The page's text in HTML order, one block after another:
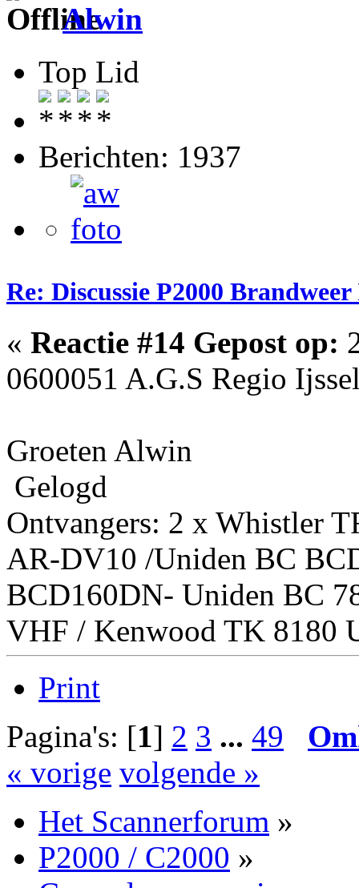
Alwin
Top Lid
Berichten: 1937
Re: Discussie P2000
« Reactie #14 Gepost op:
0600051 A.G.S Regio
Groeten Alwin
Gelogd
Ontvangers: 2 x Whistler
AR-DV10 /Uniden BC
BCD160DN- Uniden BC
VHF / Kenwood TK 8180
Print
Pagina's: [1] 2 3 ... 49
« vorige volgende »
Het Scannerforum »
P2000 / C2000 »